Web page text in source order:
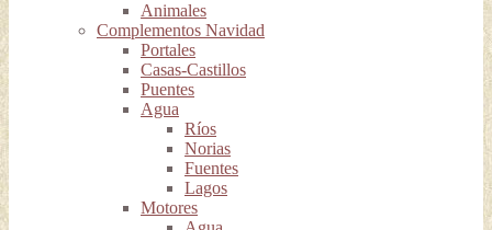
Animales
Complementos Navidad
Portales
Casas-Castillos
Puentes
Agua
Ríos
Norias
Fuentes
Lagos
Motores